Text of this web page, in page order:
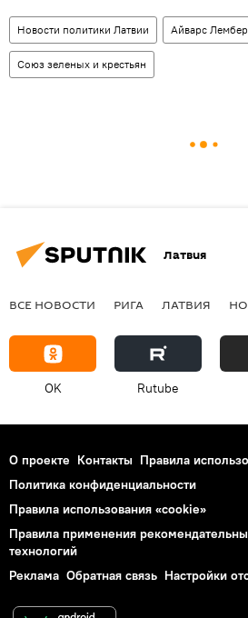
Новости политики Латвии Айварс
Союз зеленых и крестьян
Латвия
ВСЕ НОВОСТИ РИГА ЛАТВИЯ
OK Rutube
О проекте Контакты Правила
Политика конфиденциальности
Правила использования «cookie»
Правила применения
технологий
Реклама Обратная связь Настройки